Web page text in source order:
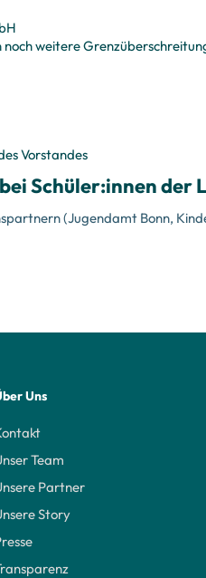
weitere
Vorstandes
Schüler:innen
(Jugendamt Bonn,
Uns
Team
Partner
Story